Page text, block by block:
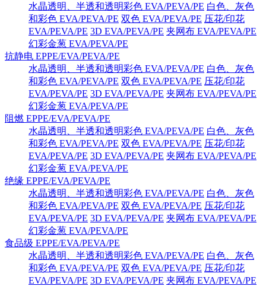
水晶透明、半透和透明彩色 EVA/PEVA/PE 白色、灰色
和彩色 EVA/PEVA/PE 双色 EVA/PEVA/PE 压花/印花
EVA/PEVA/PE 3D EVA/PEVA/PE 夹网布 EVA/PEVA/PE
幻彩金葱 EVA/PEVA/PE
抗静电 EPPE/EVA/PEVA/PE
水晶透明、半透和透明彩色 EVA/PEVA/PE 白色、灰色
和彩色 EVA/PEVA/PE 双色 EVA/PEVA/PE 压花/印花
EVA/PEVA/PE 3D EVA/PEVA/PE 夹网布 EVA/PEVA/PE
幻彩金葱 EVA/PEVA/PE
阻燃 EPPE/EVA/PEVA/PE
水晶透明、半透和透明彩色 EVA/PEVA/PE 白色、灰色
和彩色 EVA/PEVA/PE 双色 EVA/PEVA/PE 压花/印花
EVA/PEVA/PE 3D EVA/PEVA/PE 夹网布 EVA/PEVA/PE
幻彩金葱 EVA/PEVA/PE
绝缘 EPPE/EVA/PEVA/PE
水晶透明、半透和透明彩色 EVA/PEVA/PE 白色、灰色
和彩色 EVA/PEVA/PE 双色 EVA/PEVA/PE 压花/印花
EVA/PEVA/PE 3D EVA/PEVA/PE 夹网布 EVA/PEVA/PE
幻彩金葱 EVA/PEVA/PE
食品级 EPPE/EVA/PEVA/PE
水晶透明、半透和透明彩色 EVA/PEVA/PE 白色、灰色
和彩色 EVA/PEVA/PE 双色 EVA/PEVA/PE 压花/印花
EVA/PEVA/PE 3D EVA/PEVA/PE 夹网布 EVA/PEVA/PE